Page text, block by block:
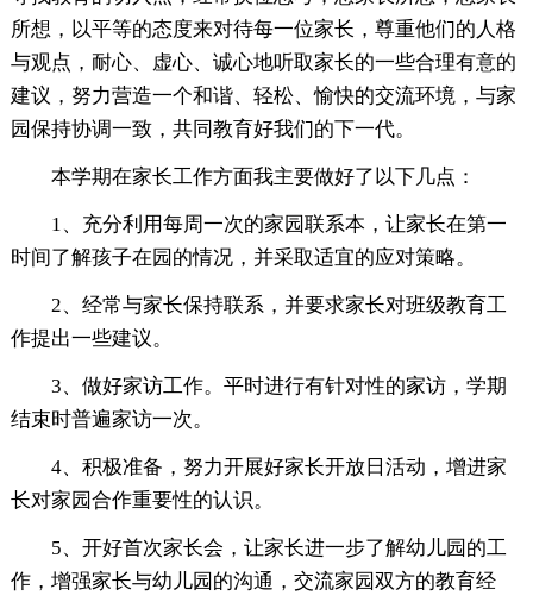
所想，以平等的态度来对待每一位家长，尊重他们的人格
与观点，耐心、虚心、诚心地听取家长的一些合理有意的
建议，努力营造一个和谐、轻松、愉快的交流环境，与家
园保持协调一致，共同教育好我们的下一代。
本学期在家长工作方面我主要做好了以下几点：
1、充分利用每周一次的家园联系本，让家长在第一
时间了解孩子在园的情况，并采取适宜的应对策略。
2、经常与家长保持联系，并要求家长对班级教育工
作提出一些建议。
3、做好家访工作。平时进行有针对性的家访，学期
结束时普遍家访一次。
4、积极准备，努力开展好家长开放日活动，增进家
长对家园合作重要性的认识。
5、开好首次家长会，让家长进一步了解幼儿园的工
作，增强家长与幼儿园的沟通，交流家园双方的教育经